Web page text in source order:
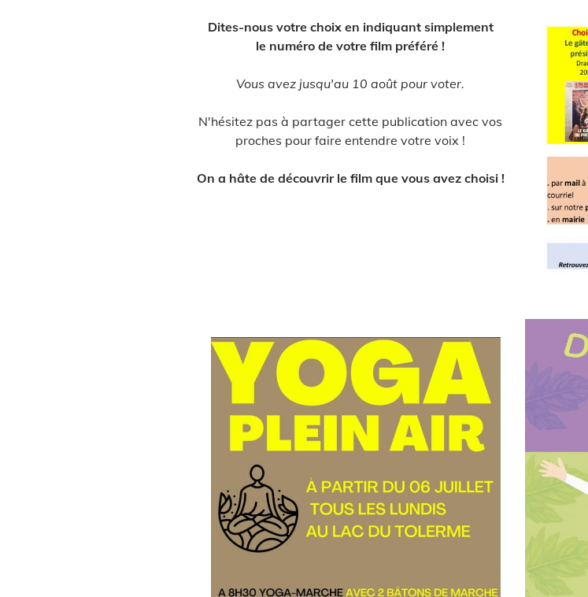
Dites-nous votre choix en indiquant simplement
le numéro de votre film préféré !
Vous avez jusqu'au 10 août pour voter.
N'hésitez pas à partager cette publication avec vos
proches pour faire entendre votre voix !
On a hâte de découvrir le film que vous avez choisi !